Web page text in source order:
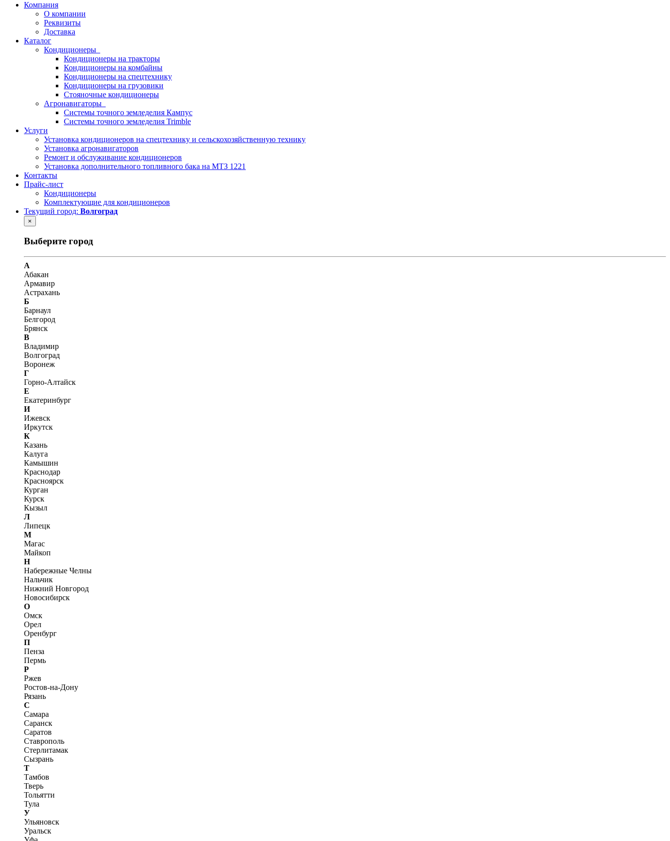
Компания
О компании
Реквизиты
Доставка
Каталог
Кондиционеры
Кондиционеры на тракторы
Кондиционеры на комбайны
Кондиционеры на спецтехнику
Кондиционеры на грузовики
Стояночные кондиционеры
Агронавигаторы
Системы точного земледелия Кампус
Системы точного земледелия Trimble
Услуги
Установка кондиционеров на спецтехнику и сельскохозяйственную технику
Установка aгронавигаторов
Ремонт и обслуживание кондиционеров
Установка дополнительного топливного бака на МТЗ 1221
Контакты
Прайс-лист
Кондиционеры
Комплектующие для кондиционеров
Текущий город: Волгоград
×
Выберите город
А
Абакан
Армавир
Астрахань
Б
Барнаул
Белгород
Брянск
В
Владимир
Волгоград
Воронеж
Г
Горно-Алтайск
Е
Екатеринбург
И
Ижевск
Иркутск
К
Казань
Калуга
Камышин
Краснодар
Красноярск
Курган
Курск
Кызыл
Л
Липецк
М
Магас
Майкоп
Н
Набережные Челны
Нальчик
Нижний Новгород
Новосибирск
О
Омск
Орел
Оренбург
П
Пенза
Пермь
Р
Ржев
Ростов-на-Дону
Рязань
С
Самара
Саранск
Саратов
Ставрополь
Стерлитамак
Сызрань
Т
Тамбов
Тверь
Тольятти
Тула
У
Ульяновск
Уральск